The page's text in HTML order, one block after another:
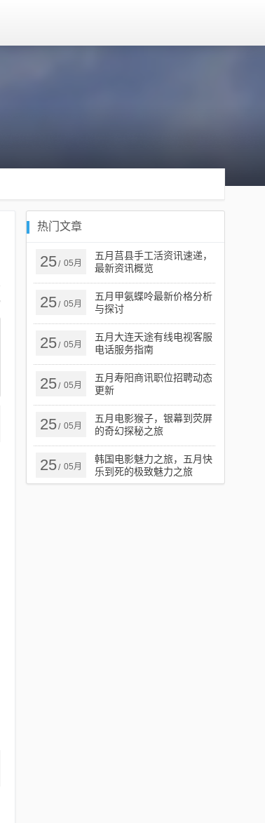
热门文章
25/ 05月
五月莒县手工活资讯速递，
最新资讯概览
25/ 05月
五月甲氨蝶呤最新价格分析
与探讨
25/ 05月
五月大连天途有线电视客服
电话服务指南
25/ 05月
五月寿阳商讯职位招聘动态
更新
25/ 05月
五月电影猴子，银幕到荧屏
的奇幻探秘之旅
25/ 05月
韩国电影魅力之旅，五月快
乐到死的极致魅力之旅